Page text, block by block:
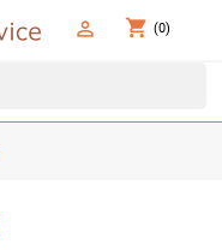
shopping_cart (0)
